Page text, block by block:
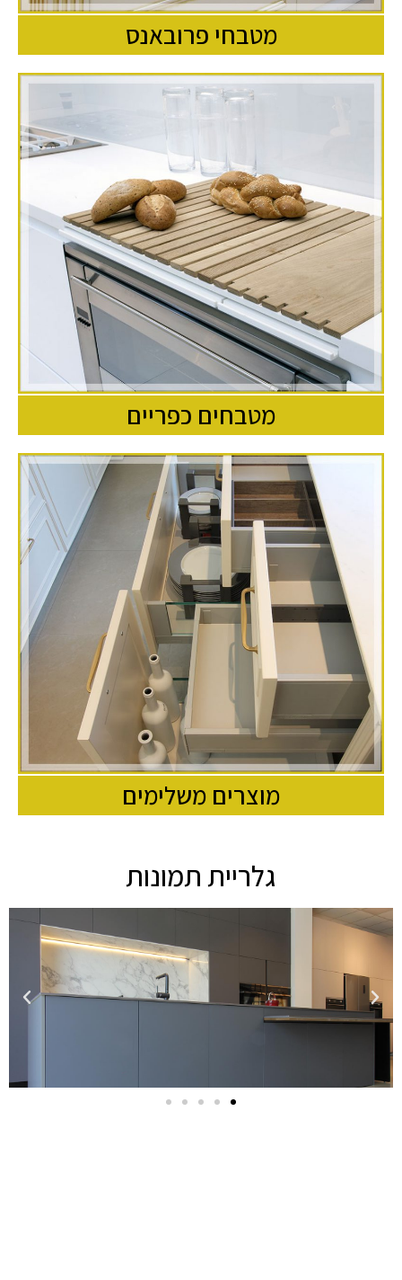
מטבחי פרובאנס
מטבחים כפריים
מוצרים משלימים
גלריית תמונות